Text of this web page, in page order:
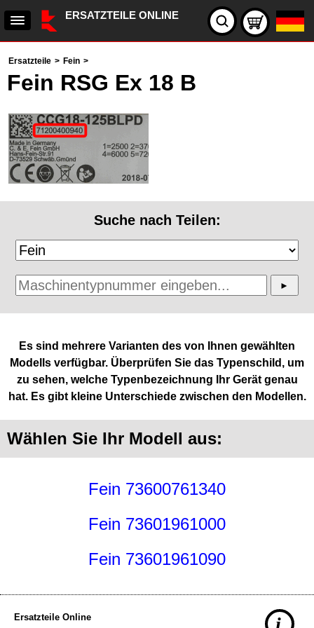
ERSATZTEILE ONLINE
Ersatzteile > Fein >
Fein RSG Ex 18 B
Suche nach Teilen:
Es sind mehrere Varianten des von Ihnen gewählten
Modells verfügbar. Überprüfen Sie das Typenschild, um
zu sehen, welche Typenbezeichnung Ihr Gerät genau
hat. Es gibt kleine Unterschiede zwischen den Modellen.
Wählen Sie Ihr Modell aus:
Fein 73600761340
Fein 73601961000
Fein 73601961090
Ersatzteile Online